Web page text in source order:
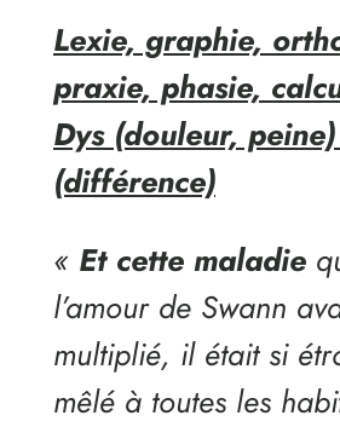
Lexie, graphie,
praxie, phasie,
Dys (douleur,
(différence)
« Et cette maladie
l’amour de Swann
multiplié, il était si
mêlé à toutes les